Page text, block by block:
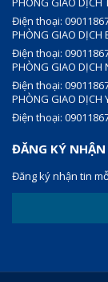
Điện thoại:
PHÒNG GIAO DỊCH
Điện thoại:
PHÒNG GIAO DỊCH
Điện thoại:
PHÒNG GIAO DỊCH
Điện thoại:
ĐĂNG KÝ NHẬN
Đăng ký nhận tin